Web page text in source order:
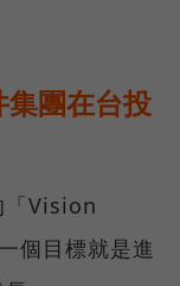
團在台投
「Vision
個目標就是進